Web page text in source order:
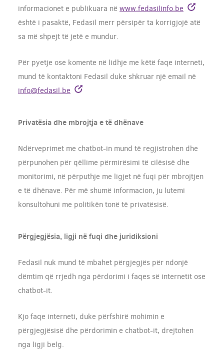
informacionet e publikuara në www.fedasilinfo.be
është i pasaktë, Fedasil merr përsipër ta korrigjojë atë
sa më shpejt të jetë e mundur.
Për pyetje ose komente në lidhje me këtë faqe interneti,
mund të kontaktoni Fedasil duke shkruar një email në
info@fedasil.be
Privatësia dhe mbrojtja e të dhënave
Ndërveprimet me chatbot-in mund të regjistrohen dhe
përpunohen për qëllime përmirësimi të cilësisë dhe
monitorimi, në përputhje me ligjet në fuqi për mbrojtjen
e të dhënave. Për më shumë informacion, ju lutemi
konsultohuni me politikën tonë të privatësisë.
Përgjegjësia, ligji në fuqi dhe juridiksioni
Fedasil nuk mund të mbahet përgjegjës për ndonjë
dëmtim që rrjedh nga përdorimi i faqes së internetit ose
chatbot-it.
Kjo faqe interneti, duke përfshirë mohimin e
përgjegjësisë dhe përdorimin e chatbot-it, drejtohen
nga ligji belg.